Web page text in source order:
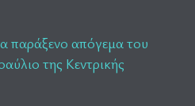
παράξενο απόγεμα του
της Κεντρικής